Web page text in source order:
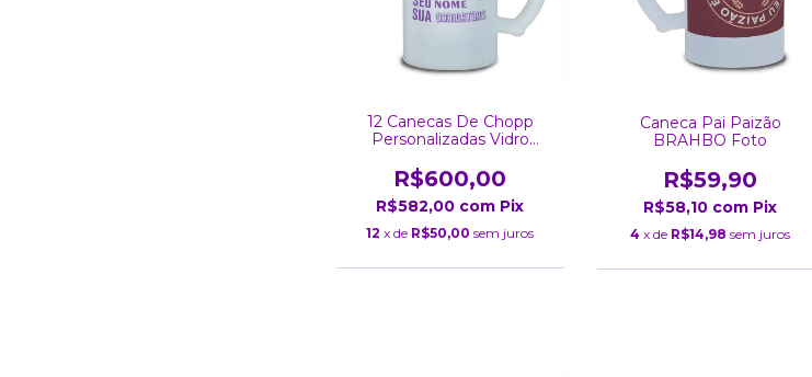
12 Canecas De Chopp
Personalizadas Vidro
R$600,00
R$582,00 com Pix
12 x de R$50,00 sem juros
Caneca Pai Paizão
BRAHBO Foto
R$59,90
R$58,10 com Pix
4 x de R$14,98 sem juros